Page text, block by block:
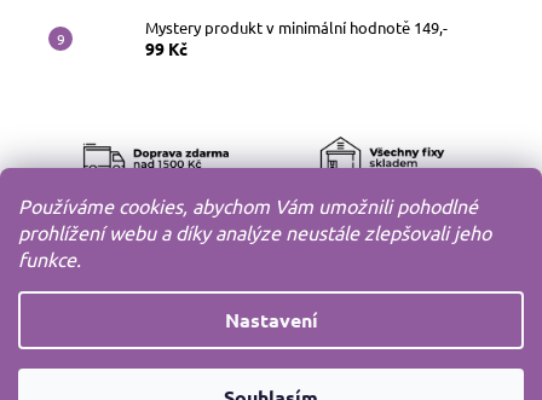
Používáme cookies, abychom Vám umožnili pohodlné
prohlížení webu a díky analýze neustále zlepšovali jeho
funkce.
Nastavení
Mystery produkt v minimální hodnotě 149,-
99 Kč